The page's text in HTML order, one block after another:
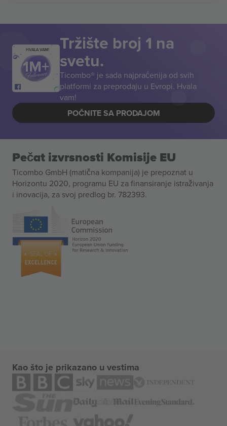
HVALA VAM! Tržište broj 1 na
svetu.
Ticombo® je sada najpraćenija od svih
platformi za preprodaju u Evropi. Hvala
vam!
POČNITE SA PRODAJOM
Pečat izvrsnosti Komisije EU
Ticombo GmbH (matična kompanija) je prepoznat u
Horizontu 2020, programu EU za finansiranje istraživanja
i inovacija, za svoj predlog br. 782393.
Kao što je prikazano u vestima